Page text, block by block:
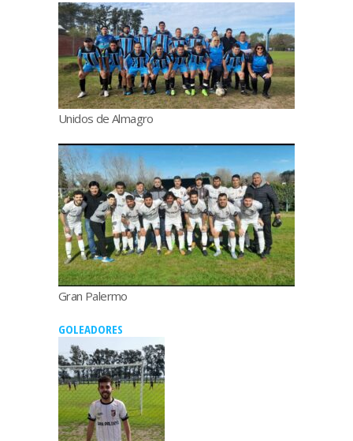
Unidos de Almagro
Gran Palermo
GOLEADORES